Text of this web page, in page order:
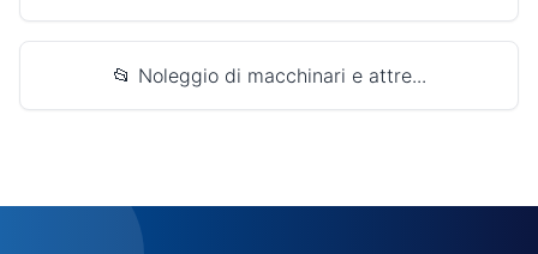
📂 Noleggio di macchinari e attre...